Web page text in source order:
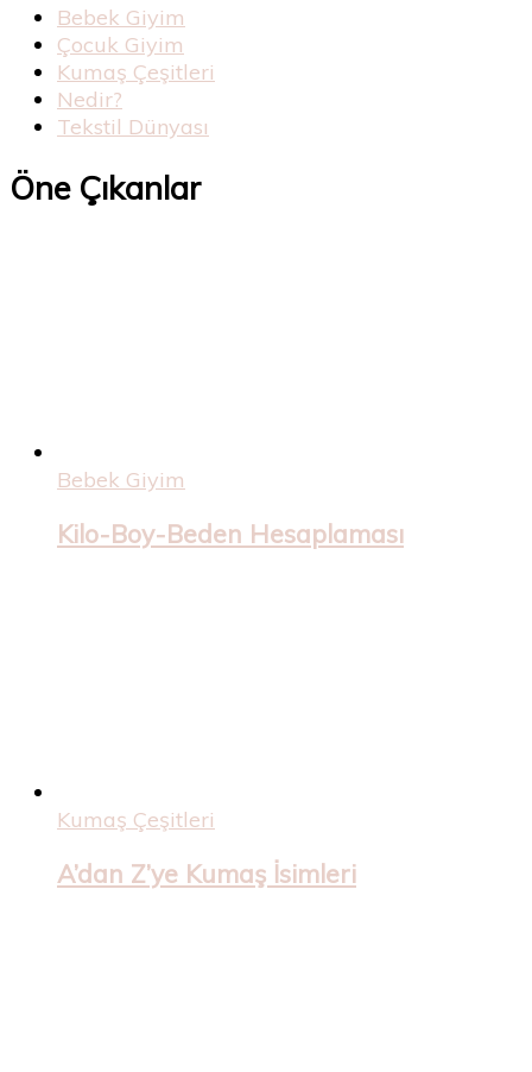
Bebek Giyim
Çocuk Giyim
Kumaş Çeşitleri
Nedir?
Tekstil Dünyası
Öne Çıkanlar
Bebek Giyim
Kilo-Boy-Beden Hesaplaması
Kumaş Çeşitleri
A’dan Z’ye Kumaş İsimleri